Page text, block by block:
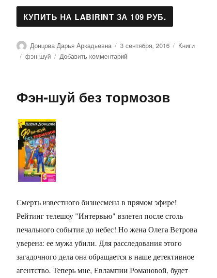
Автор
Донцова Дарья Аркадьевна Опубликовано
3 сентября, 2016 Рубрики
Книги
Метки
фэн-шуй Добавить комментарийк
без
Фэн-шуй без тормозов
Смерть известного бизнесмена в прямом эфире!
Рейтинг телешоу "Интервью" взлетел после столь
печального события до небес! Но жена Олега Ветрова
уверена: ее мужа убили. Для расследования этого
загадочного дела она обращается в наше детективное
агентство. Теперь мне, Евлампии Романовой, будет